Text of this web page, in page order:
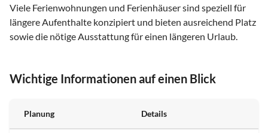
Viele Ferienwohnungen und Ferienhäuser sind speziell für
längere Aufenthalte konzipiert und bieten ausreichend Platz
sowie die nötige Ausstattung für einen längeren Urlaub.
Wichtige Informationen auf einen Blick
Planung Details